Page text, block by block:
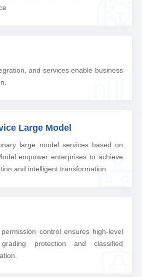
and services enable business
Large Model
large model services based on
empower enterprises to achieve
and intelligent transformation.
control ensures high-level
protection and classified